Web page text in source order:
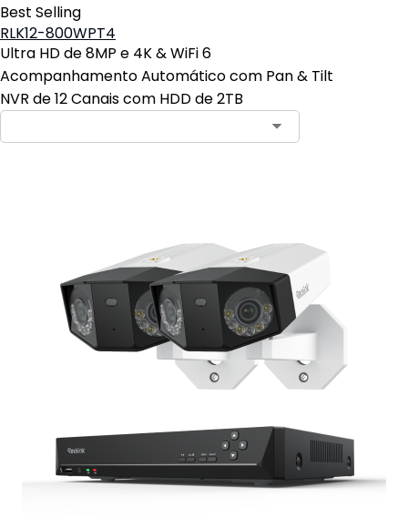
Best Selling
RLK12-800WPT4
Ultra HD de 8MP e 4K & WiFi 6
Acompanhamento Automático com Pan & Tilt
NVR de 12 Canais com HDD de 2TB